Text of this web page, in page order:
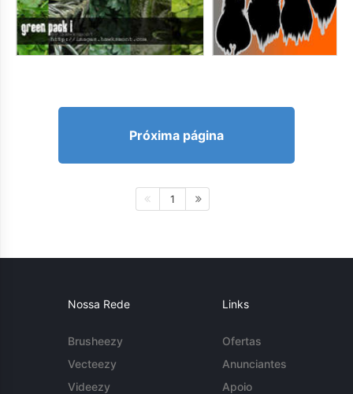
Próxima página
1
Nossa Rede
Brusheezy
Vecteezy
Videezy
Links
Ofertas
Anunciantes
Apoio